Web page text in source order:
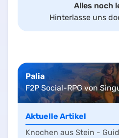
Alles noch
Hinterlasse uns
Palia
F2P Social-RPG von
Aktuelle Artikel
Knochen aus Stein -